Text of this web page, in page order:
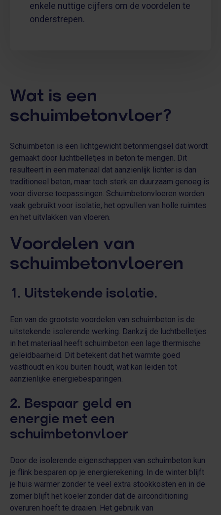
enkele nuttige cijfers om de voordelen te
onderstrepen.
Wat is een
schuimbetonvloer?
Schuimbeton is een lichtgewicht betonmengsel dat wordt
gemaakt door luchtbelletjes in beton te mengen. Dit
resulteert in een materiaal dat aanzienlijk lichter is dan
traditioneel beton, maar toch sterk en duurzaam genoeg is
voor diverse toepassingen. Schuimbetonvloeren worden
vaak gebruikt voor isolatie, het opvullen van holle ruimtes
en het uitvlakken van vloeren.
Voordelen van
schuimbetonvloeren
1. Uitstekende isolatie.
Een van de grootste voordelen van schuimbeton is de
uitstekende isolerende werking. Dankzij de luchtbelletjes
in het materiaal heeft schuimbeton een lage thermische
geleidbaarheid. Dit betekent dat het warmte goed
vasthoudt en kou buiten houdt, wat kan leiden tot
aanzienlijke energiebesparingen.
2. Bespaar geld en
energie met een
schuimbetonvloer
Door de isolerende eigenschappen van schuimbeton kun
je flink besparen op je energierekening. In de winter blijft
je huis warmer zonder te veel extra stookkosten en in de
zomer blijft het koeler zonder dat de airconditioning
overuren hoeft te draaien. Het gebruik van